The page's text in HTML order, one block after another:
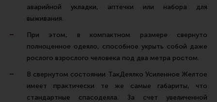
аварийной укладки, аптечки или набора для
выживания.
При этом, в компактном размере свернуто
полноценное одеяло, способное укрыть собой даже
рослого взрослого человека под два метра ростом.
В свернутом состоянии ТакДеялко Усиленное Желтое
имеет практически те же самые габариты, что
стандартные спасодеяла. За счет увеличенной